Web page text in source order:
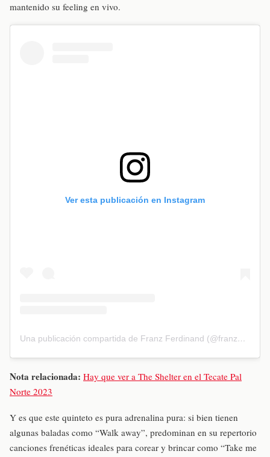
mantenido su feeling en vivo.
Ver esta publicación en Instagram
Una publicación compartida de Franz Ferdinand (@franz_ferdinand)
Nota relacionada: Hay que ver a The Shelter en el Tecate Pal
Norte 2023
Y es que este quinteto es pura adrenalina pura: si bien tienen
algunas baladas como “Walk away”, predominan en su repertorio
canciones frenéticas ideales para corear y brincar como “Take me